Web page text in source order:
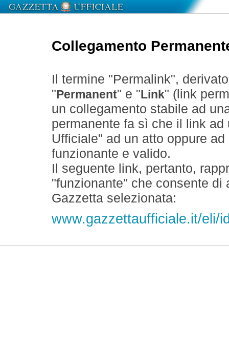
Collegamento
Il termine "Permalink",
" Permanent" e " Link" (link
un collegamento stabile ad
permanente fa sì che il link
Ufficiale" ad un atto oppure
funzionante e valido.
Il seguente link, pertanto,
"funzionante" che consente
Gazzetta selezionata:
www.gazzettaufficiale.it/eli/